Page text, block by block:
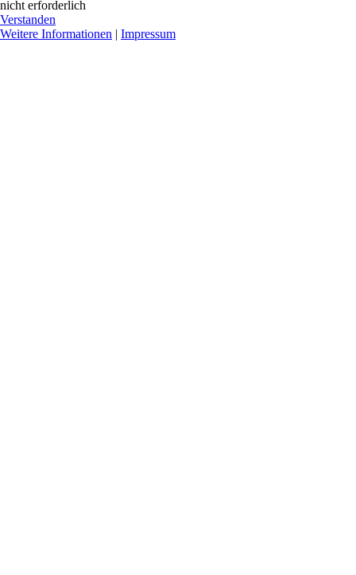
nicht erforderlich
Verstanden
Weitere Informationen | Impressum